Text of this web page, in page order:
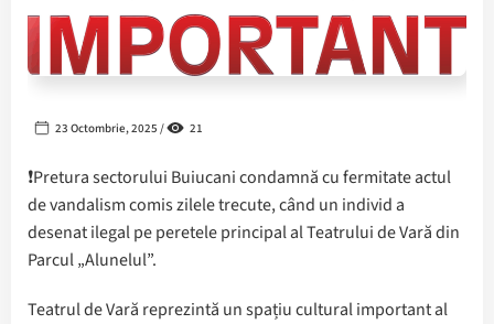
23 Octombrie, 2025 / 21
❗️Pretura sectorului Buiucani condamnă cu fermitate actul
de vandalism comis zilele trecute, când un individ a
desenat ilegal pe peretele principal al Teatrului de Vară din
Parcul „Alunelul”.
Teatrul de Vară reprezintă un spațiu cultural important al